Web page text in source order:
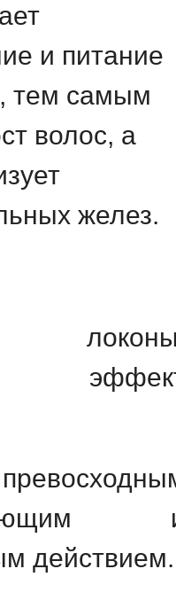
и питание
тем самым
волос, а
желез.
действием.